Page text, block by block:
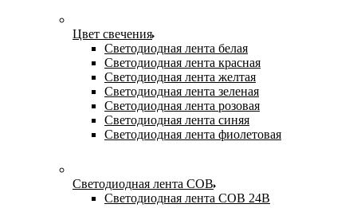
Цвет свечения
Светодиодная лента белая
Светодиодная лента красная
Светодиодная лента желтая
Светодиодная лента зеленая
Светодиодная лента розовая
Светодиодная лента синяя
Светодиодная лента фиолетовая
Светодиодная лента COB
Светодиодная лента COB 24В